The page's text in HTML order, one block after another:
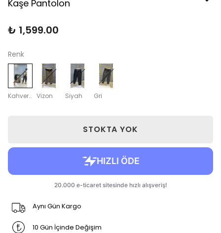
Kaşe Pantolon
₺ 1,599.00
Renk
Kahverengi Vizon Siyah Gri
STOKTA YOK
Aynı Gün Kargo
10 Gün İçinde Değişim